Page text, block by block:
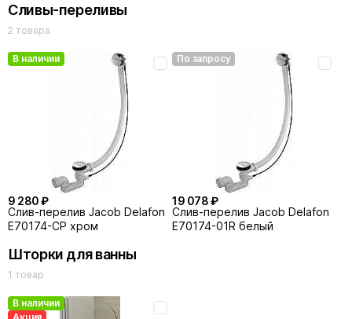
Сливы-переливы
2 товара
В наличии
9 280 ₽
Слив-перелив Jacob Delafon
E70174-CP хром
По запросу
19 078 ₽
Слив-перелив Jacob Delafon
E70174-01R белый
Шторки для ванны
1 товар
В наличии
Акция